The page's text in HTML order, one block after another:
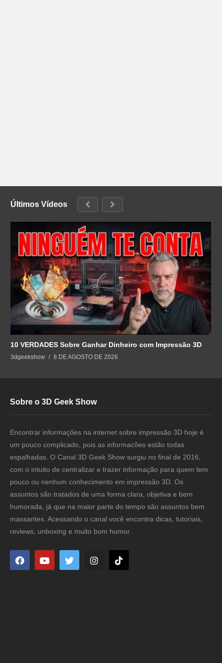
Últimos Vídeos
10 VERDADES Sobre Ganhar Dinheiro com Impressão 3D
3dgeekshow 8 DE AGOSTO DE 2026
Sobre o 3D Geek Show
Encontrar informações na internet sobre impressão 3D hoje é
um pouco complicado, pois as informacões estão todas
espalhadas. O Canal 3D Geek Show surgiu no final de 2016,
com o intuito de centralizar e trazer informação para quem tem
pouco ou nenhum conhecimento em impressão 3D. Os
assuntos são tratados de uma forma clara, objetiva e bem
humorada, já que na maior parte do tempo são assuntos bem
massantes. Acessando o canal você encontra dicas, tutoriais,
reviews, unboxing e muito bom humor.